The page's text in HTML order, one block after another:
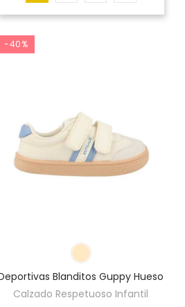
-40%
Blanditos Guppy Hueso
Calzado Respetuoso Infantil